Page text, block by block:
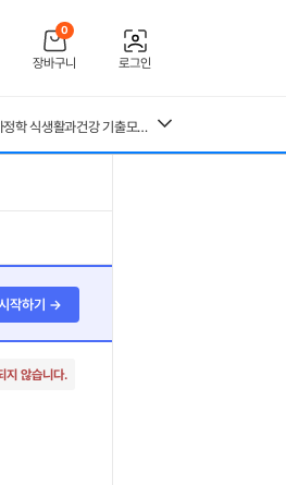
0
장바구니 로그인
전북대학교병원 2027년 간호사 채용 대비 필기+면접 복원(합격인증 O)
26년 독학사 가정학 3단계 식생활과 건강 요약본 (24,25년 시험 복기내용 추가)
독학사 3단계 가정학 가족관계 기출모의고사 200제(객관식 150, 주관식 50문제)
독학사 3단계 가정학 식생활과건강 기출모의고사 200제(객관식 150, 주관식 50문제)
작하기 →
지 않습니다.